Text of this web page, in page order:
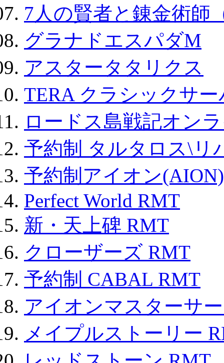
7人の賢者と錬金術師
グラナドエスパダM
アスタータタリクス
TERA クラシックサ
ロードス島戦記オン
予約制 タルタロス\リ
予約制アイオン
Perfect World RMT
新・天上碑 RMT
クローザーズ RMT
予約制 CABAL RMT
アイオンマスターサ
メイプルストーリー